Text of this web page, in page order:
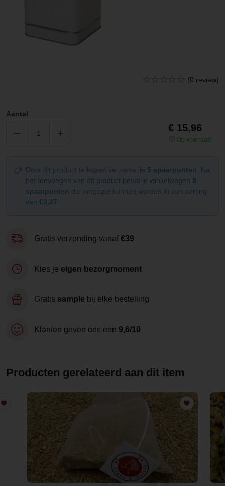
(0 review)
Aantal
€ 15,96
Op voorraad
Door dit product te kopen verzamel je 5 spaarpunten
. Na
het toevoegen van dit product bevat je winkelwagen 9
spaarpunten die omgezet kunnen worden in een korting
van €0,27
Gratis verzending vanaf €39
Kies je eigen bezorgmoment
Gratis sample bij elke bestelling
Klanten geven ons een 9,6/10
Producten gerelateerd aan dit item